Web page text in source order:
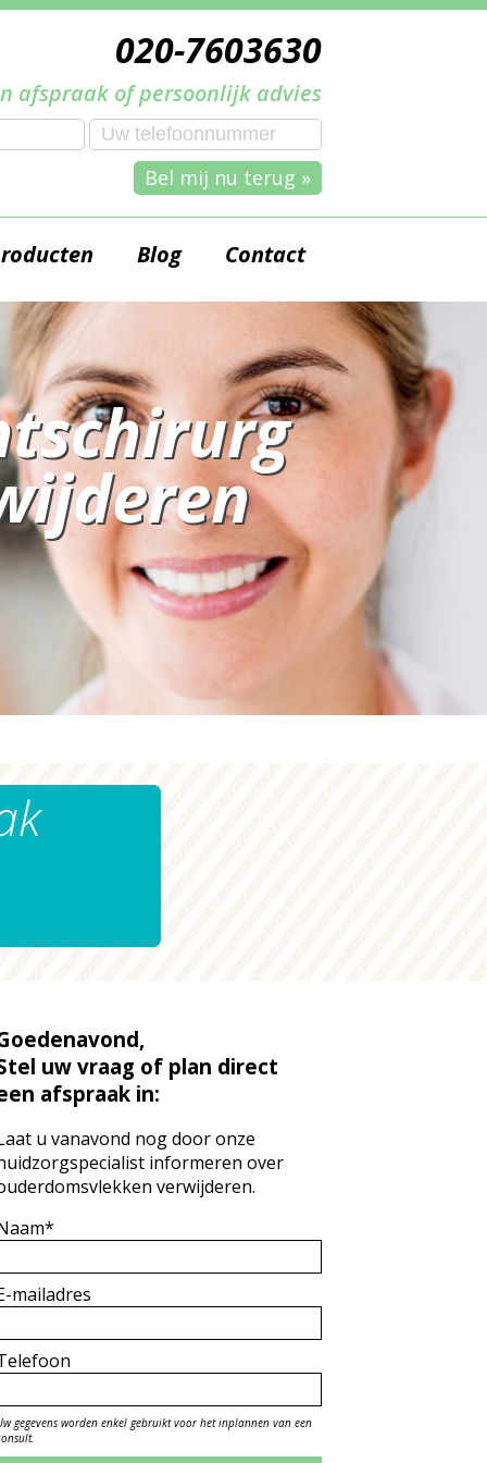
020-7603630
afspraak of persoonlijk advies
Bel mij nu terug »
Blog Contact
uw vraag of plan direct
afspraak in:
u vanavond nog door onze
informeren over
verwijderen.
mailadres
gegevens worden enkel gebruikt voor het inplannen van een